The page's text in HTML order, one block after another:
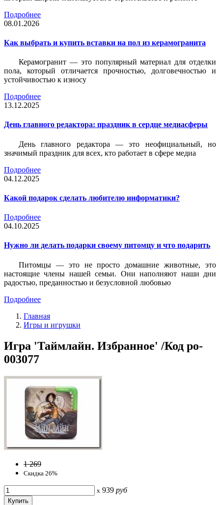
Подробнее
08.01.2026
Как выбрать и купить вставки на пол из керамогранита
Керамогранит — это популярный материал для отделки
пола, который отличается прочностью, долговечностью и
устойчивостью к износу
Подробнее
13.12.2025
День главного редактора: праздник в сердце медиасферы
День главного редактора — это неофициальный, но
значимый праздник для всех, кто работает в сфере медиа
Подробнее
04.12.2025
Какой подарок сделать любителю информатики?
Подробнее
04.10.2025
Нужно ли делать подарки своему питомцу и что подарить
Питомцы — это не просто домашние животные, это
настоящие члены нашей семьи. Они наполняют наши дни
радостью, преданностью и безусловной любовью
Подробнее
Главная
Игры и игрушки
Игра 'Таймлайн. Избранное' /Код po-
003077
1 269
Скидка 26%
x 939 руб